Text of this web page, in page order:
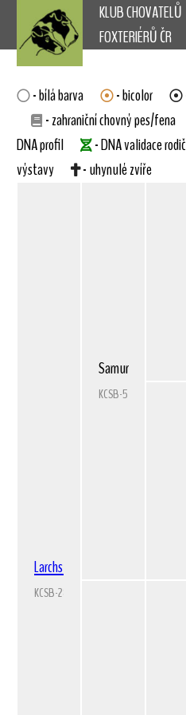
KLUB CHOVATELŮ
FOXTERIÉRŮ ČR
- bílá barva - bicolor
- zahraniční chovný pes/fena
DNA profil
- DNA validace
výstavy
- uhynulé zvíře
Larchstream Rula of Saredon
KCSB-2813CE
Samurai Stagwire
KCSB-5713BZ